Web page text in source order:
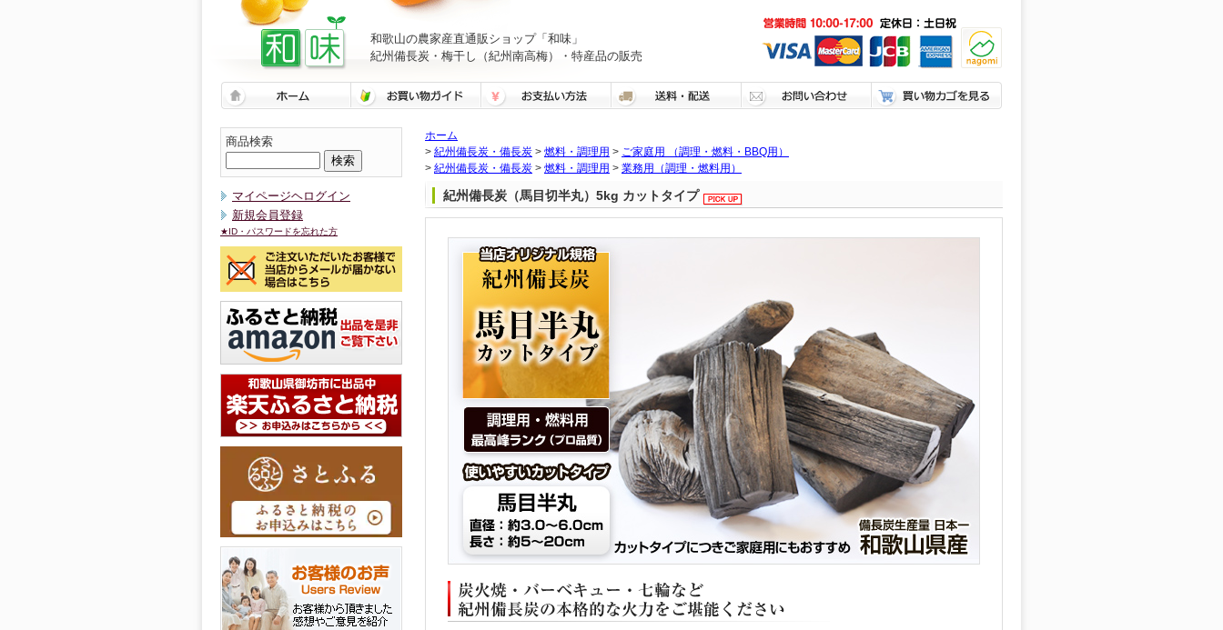
和歌山の農家産直通販ショップ「和味」
紀州備長炭・梅干し（紀州南高梅）・特産品の販売
商品検索
マイページヘログイン
新規会員登録
★ID・パスワードを忘れた方
ホーム
> 紀州備長炭・備長炭 > 燃料・調理用 > ご家庭用 （調理・燃料・BBQ用）
> 紀州備長炭・備長炭 > 燃料・調理用 > 業務用（調理・燃料用）
紀州備長炭（馬目切半丸）5kg カットタイプ